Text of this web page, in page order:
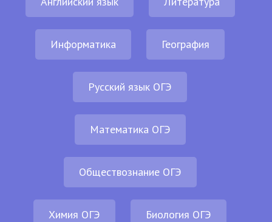
Информатика География
Русский язык ОГЭ
Математика ОГЭ
Обществознание ОГЭ
Химия ОГЭ Биология ОГЭ